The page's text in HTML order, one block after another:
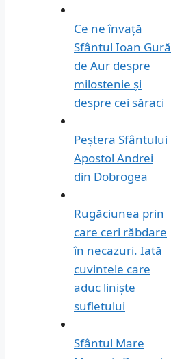
Ce ne învață
Sfântul Ioan Gură
de Aur despre
milostenie și
despre cei săraci
Peștera Sfântului
Apostol Andrei
din Dobrogea
Rugăciunea prin
care ceri răbdare
în necazuri. Iată
cuvintele care
aduc liniște
sufletului
Sfântul Mare